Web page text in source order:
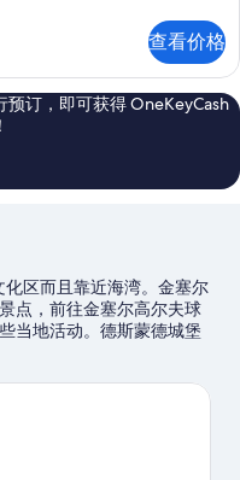
查看价格
订，即可获得 OneKeyCash
区而且靠近海湾。金塞尔
点，前往金塞尔高尔夫球
当地活动。德斯蒙德城堡
去处。您可就近选择帆船